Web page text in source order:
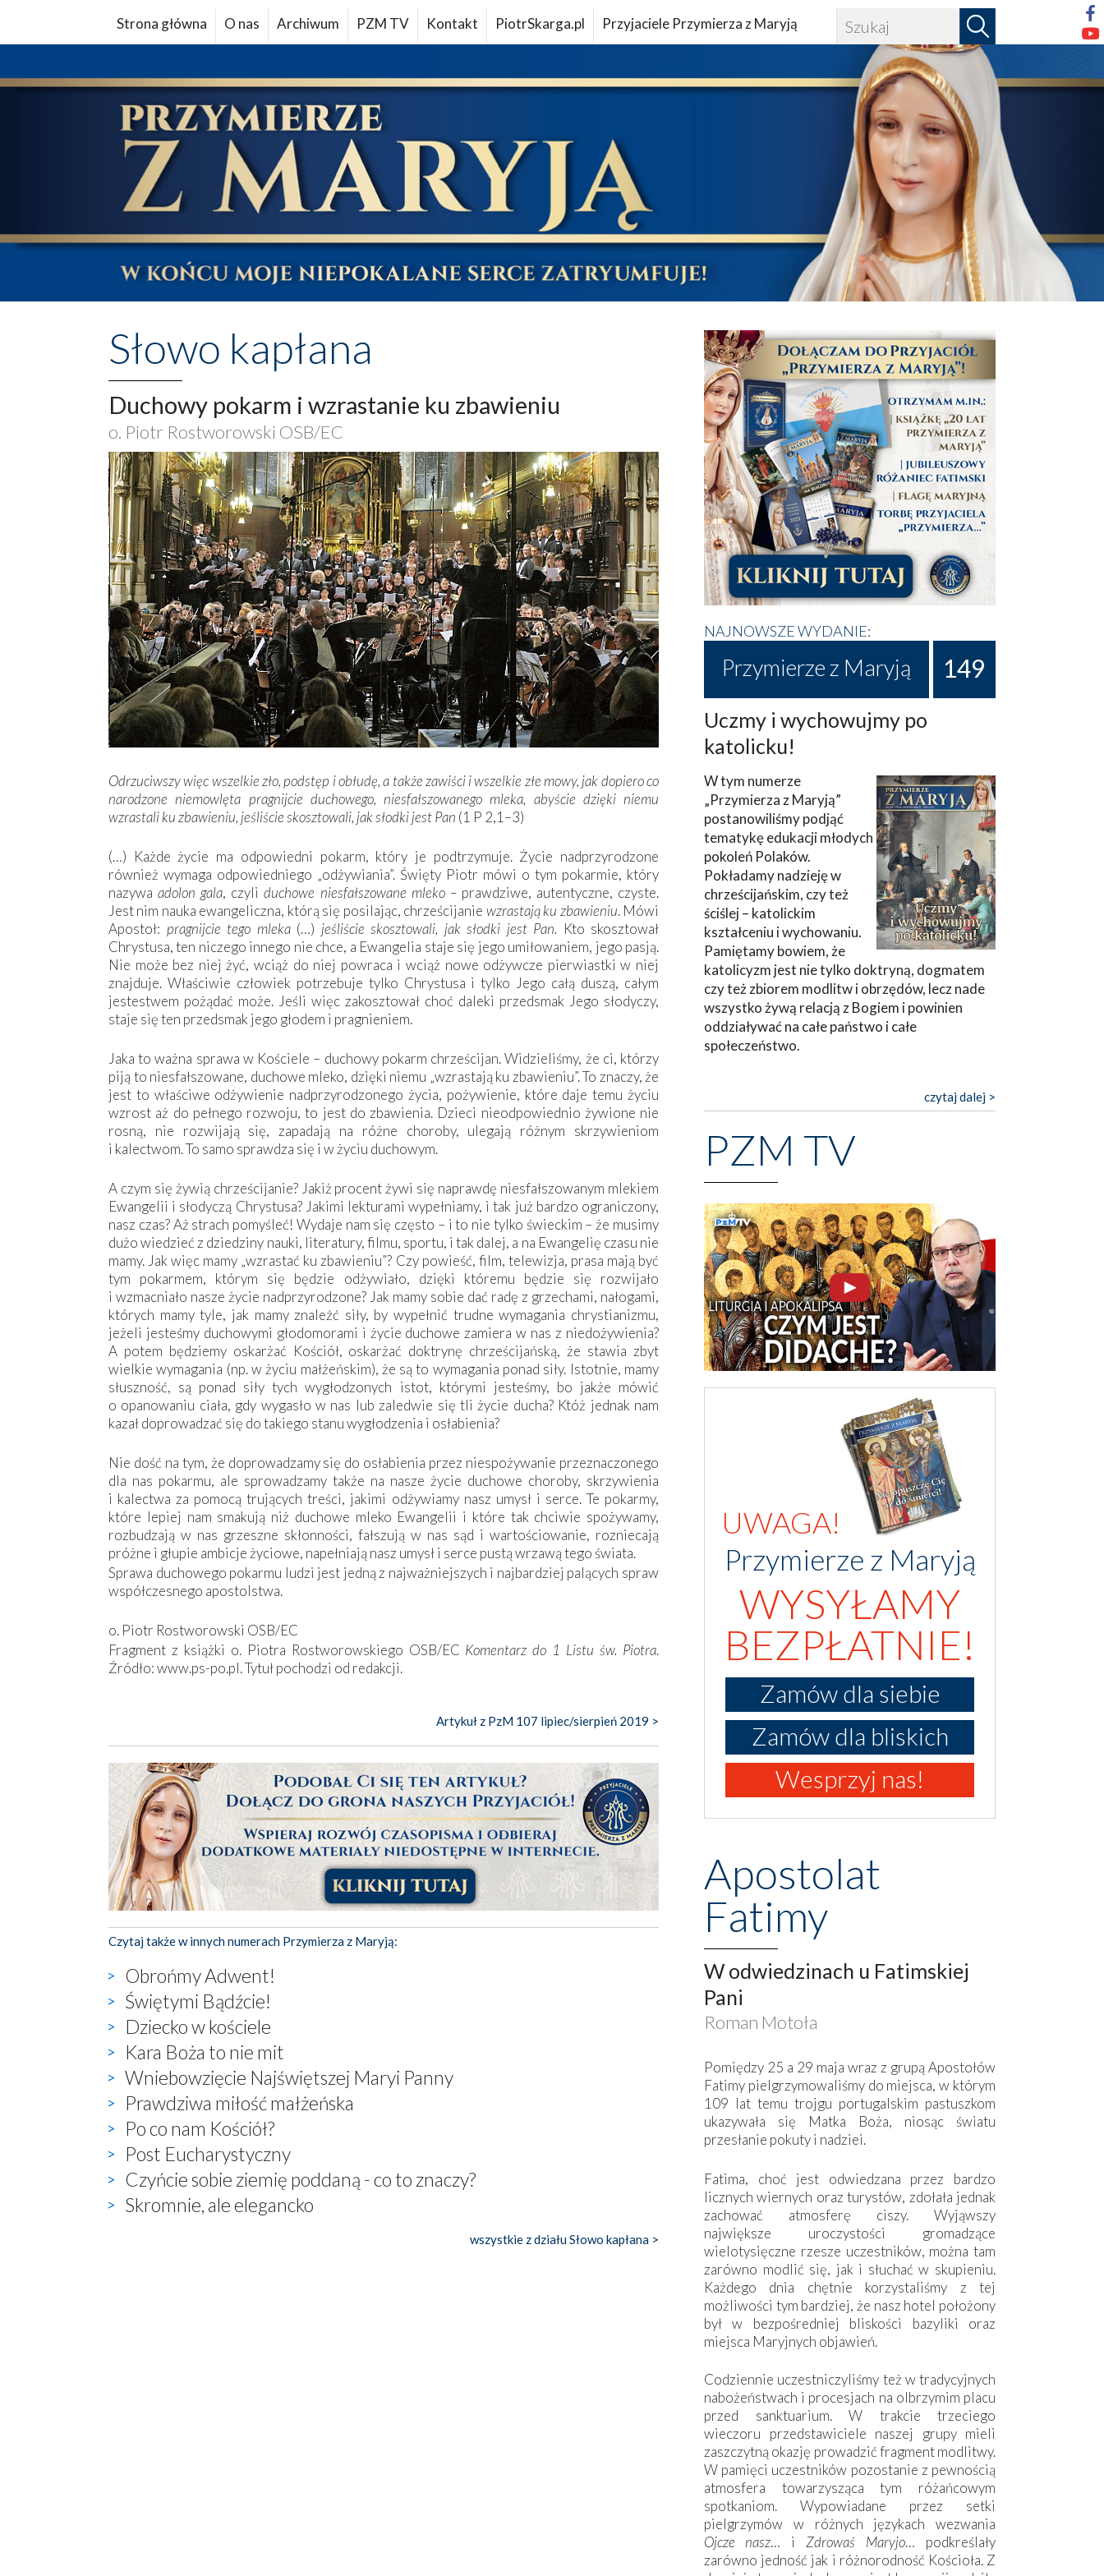
Strona główna O nas Archiwum PZM TV Kontakt PiotrSkarga.pl Przyjaciele Przymierza z Maryją
Słowo kapłana
Duchowy pokarm i wzrastanie ku zbawieniu
o. Piotr Rostworowski OSB/EC
Odrzuciwszy więc wszelkie zło, podstęp i obłudę, a także zawiści i wszelkie złe mowy, jak dopiero co
narodzone niemowlęta pragnijcie duchowego, niesfałszowanego mleka, abyście dzięki niemu
wzrastali ku zbawieniu, jeśliście skosztowali, jak słodki jest Pan (1 P 2,1–3)
(…) Każde życie ma odpowiedni pokarm, który je podtrzymuje. Życie nadprzyrodzone
również wymaga odpowiedniego „odżywiania”. Święty Piotr mówi o tym pokarmie, który
nazywaadolon gala, czyliduchowe niesfałszowane mleko – prawdziwe, autentyczne, czyste.
Jest nim nauka ewangeliczna, którą się posilając, chrześcijanie wzrastają ku zbawieniu. Mówi
Apostoł: pragnijcie tego mleka (…) jeśliście skosztowali, jak słodki jest Pan. Kto skosztował
Chrystusa, ten niczego innego nie chce, a Ewangelia staje się jego umiłowaniem, jego pasją.
Nie może bez niej żyć, wciąż do niej powraca i wciąż nowe odżywcze pierwiastki w niej
znajduje. Właściwie człowiek potrzebuje tylko Chrystusa i tylko Jego całą duszą, całym
jestestwem pożądać może. Jeśli więc zakosztował choć daleki przedsmak Jego słodyczy,
staje się ten przedsmak jego głodem i pragnieniem.
Jaka to ważna sprawa w Kościele – duchowy pokarm chrześcijan. Widzieliśmy, że ci, którzy
piją to niesfałszowane, duchowe mleko, dzięki niemu „wzrastają ku zbawieniu”. To znaczy, że
jest to właściwe odżywienie nadprzyrodzonego życia, pożywienie, które daje temu życiu
wzrost aż do pełnego rozwoju, to jest do zbawienia. Dzieci nieodpowiednio żywione nie
rosną, nie rozwijają się, zapadają na różne choroby, ulegają różnym skrzywieniom
i kalectwom. To samo sprawdza się i w życiu duchowym.
A czym się żywią chrześcijanie? Jakiż procent żywi się naprawdę niesfałszowanym mlekiem
Ewangelii i słodyczą Chrystusa? Jakimi lekturami wypełniamy, i tak już bardzo ograniczony,
nasz czas? Aż strach pomyśleć! Wydaje nam się często – i to nie tylko świeckim – że musimy
dużo wiedzieć z dziedziny nauki, literatury, filmu, sportu, i tak dalej, a na Ewangelię czasu nie
mamy. Jak więc mamy „wzrastać ku zbawieniu”? Czy powieść, film, telewizja, prasa mają być
tym pokarmem, którym się będzie odżywiało, dzięki któremu będzie się rozwijało
i wzmacniało nasze życie nadprzyrodzone? Jak mamy sobie dać radę z grzechami, nałogami,
których mamy tyle, jak mamy znaleźć siły, by wypełnić trudne wymagania chrystianizmu,
jeżeli jesteśmy duchowymi głodomorami i życie duchowe zamiera w nas z niedożywienia?
A potem będziemy oskarżać Kościół, oskarżać doktrynę chrześcijańską, że stawia zbyt
wielkie wymagania (np. w życiu małżeńskim), że są to wymagania ponad siły. Istotnie, mamy
słuszność, są ponad siły tych wygłodzonych istot, którymi jesteśmy, bo jakże mówić
o opanowaniu ciała, gdy wygasło w nas lub zaledwie się tli życie ducha? Któż jednak nam
kazał doprowadzać się do takiego stanu wygłodzenia i osłabienia?
Nie dość na tym, że doprowadzamy się do osłabienia przez niespożywanie przeznaczonego
dla nas pokarmu, ale sprowadzamy także na nasze życie duchowe choroby, skrzywienia
i kalectwa za pomocą trujących treści, jakimi odżywiamy nasz umysł i serce. Te pokarmy,
które lepiej nam smakują niż duchowe mleko Ewangelii i które tak chciwie spożywamy,
rozbudzają w nas grzeszne skłonności, fałszują w nas sąd i wartościowanie, rozniecają
próżne i głupie ambicje życiowe, napełniają nasz umysł i serce pustą wrzawą tego świata.
Sprawa duchowego pokarmu ludzi jest jedną z najważniejszych i najbardziej palących spraw
współczesnego apostolstwa.
o. Piotr Rostworowski OSB/EC
Fragment z książki o. Piotra Rostworowskiego OSB/EC Komentarz do 1 Listu św. Piotra.
Źródło: www.ps-po.pl. Tytuł pochodzi od redakcji.
Artykuł z PzM 107 lipiec/sierpień 2019 >
Czytaj także w innych numerach Przymierza z Maryją:
Obrońmy Adwent!
Świętymi Bądźcie!
Dziecko w kościele
Kara Boża to nie mit
Wniebowzięcie Najświętszej Maryi Panny
Prawdziwa miłość małżeńska
Po co nam Kościół?
Post Eucharystyczny
Czyńcie sobie ziemię poddaną - co to znaczy?
Skromnie, ale elegancko
wszystkie z działu Słowo kapłana >
NAJNOWSZE WYDANIE:
Przymierze z Maryją 149
Uczmy i wychowujmy po
katolicku!
W tym numerze
„Przymierza z Maryją”
postanowiliśmy podjąć
tematykę edukacji młodych
pokoleń Polaków.
Pokładamy nadzieję w
chrześcijańskim, czy też
ściślej – katolickim
kształceniu i wychowaniu.
Pamiętamy bowiem, że
katolicyzm jest nie tylko doktryną, dogmatem
czy też zbiorem modlitw i obrzędów, lecz nade
wszystko żywą relacją z Bogiem i powinien
oddziaływać na całe państwo i całe
społeczeństwo.
czytaj dalej >
PZM TV
UWAGA!
Przymierze z Maryją
WYSYŁAMY
BEZPŁATNIE!
Zamów dla siebie
Zamów dla bliskich
Wesprzyj nas!
Apostolat
Fatimy
W odwiedzinach u Fatimskiej
Pani
Roman Motoła
Pomiędzy 25 a 29 maja wraz z grupą Apostołów
Fatimy pielgrzymowaliśmy do miejsca, w którym
109 lat temu trojgu portugalskim pastuszkom
ukazywała się Matka Boża, niosąc światu
przesłanie pokuty i nadziei.
Fatima, choć jest odwiedzana przez bardzo
licznych wiernych oraz turystów, zdołała jednak
zachować atmosferę ciszy. Wyjąwszy
największe uroczystości gromadzące
wielotysięczne rzesze uczestników, można tam
zarówno modlić się, jak i słuchać w skupieniu.
Każdego dnia chętnie korzystaliśmy z tej
możliwości tym bardziej, że nasz hotel położony
był w bezpośredniej bliskości bazyliki oraz
miejsca Maryjnych objawień.
Codziennie uczestniczyliśmy też w tradycyjnych
nabożeństwach i procesjach na olbrzymim placu
przed sanktuarium. W trakcie trzeciego
wieczoru przedstawiciele naszej grupy mieli
zaszczytną okazję prowadzić fragment modlitwy.
W pamięci uczestników pozostanie z pewnością
atmosfera towarzysząca tym różańcowym
spotkaniom. Wypowiadane przez setki
pielgrzymów w różnych językach wezwania
Ojcze nasz… i Zdrowaś Maryjo… podkreślały
zarówno jedność jak i różnorodność Kościoła. Z